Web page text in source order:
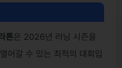
톤은 2026년 러닝 시즌을
어갈 수 있는 최적의 대회입